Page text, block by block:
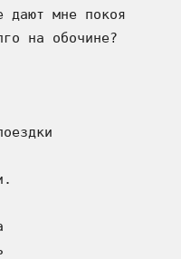
дают мне покоя
на обочине?